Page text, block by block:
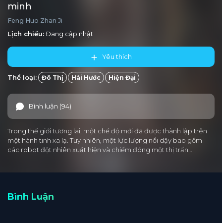
minh
Feng Huo Zhan Ji
Lịch chiếu:Đang cập nhật
Yêu thích
Thể loại: Đô Thị Hài Hước Hiện Đại
Bình luận (94)
Trong thế giới tương lai, một chế độ mới đã được thành lập trên
một hành tinh xa lạ. Tuy nhiên, một lực lượng nổi dậy bao gồm
các robot đột nhiên xuất hiện và chiếm đóng một thị trấn…
Bình Luận